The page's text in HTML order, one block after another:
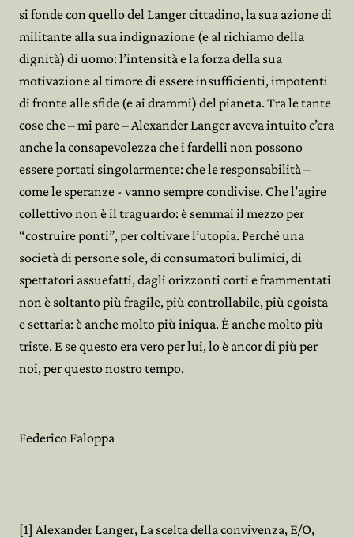
si fonde con quello del Langer cittadino, la sua azione di
militante alla sua indignazione (e al richiamo della
dignità) di uomo: l’intensità e la forza della sua
motivazione al timore di essere insufficienti, impotenti
di fronte alle sfide (e ai drammi) del pianeta. Tra le tante
cose che – mi pare – Alexander Langer aveva intuito c’era
anche la consapevolezza che i fardelli non possono
essere portati singolarmente: che le responsabilità –
come le speranze - vanno sempre condivise. Che l’agire
collettivo non è il traguardo: è semmai il mezzo per
“costruire ponti”, per coltivare l’utopia. Perché una
società di persone sole, di consumatori bulimici, di
spettatori assuefatti, dagli orizzonti corti e frammentati
non è soltanto più fragile, più controllabile, più egoista
e settaria: è anche molto più iniqua. È anche molto più
triste. E se questo era vero per lui, lo è ancor di più per
noi, per questo nostro tempo.
Federico Faloppa
[1] Alexander Langer, La scelta della convivenza, E/O,